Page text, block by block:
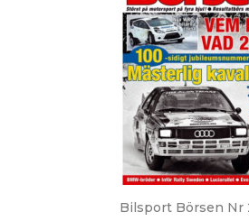
Bilsport Börsen Nr